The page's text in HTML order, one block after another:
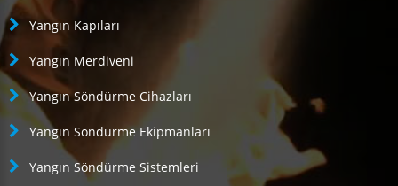
Yangın Kapıları
Yangın Merdiveni
Yangın Söndürme Cihazları
Yangın Söndürme Ekipmanları
Yangın Söndürme Sistemleri